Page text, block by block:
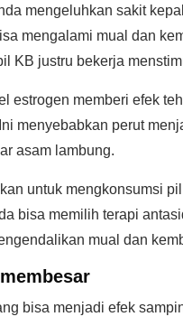
mengeluhkan sakit
mengalami mual dan
KB justru bekerja
estrogen memberi efek
menyebabkan perut
asam lambung.
untuk mengkonsumsi
bisa memilih terapi
mual dan
bisa menjadi efek